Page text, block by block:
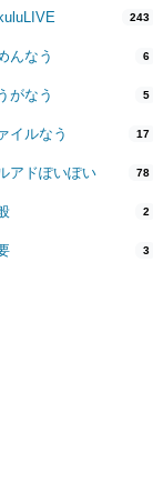
243
んなう 6
がなう 5
イルなう 17
アドぽいぽい 78
2
3